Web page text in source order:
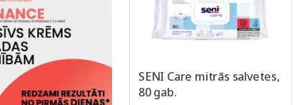
SENI Care mitrās salvetes,
80 gab.